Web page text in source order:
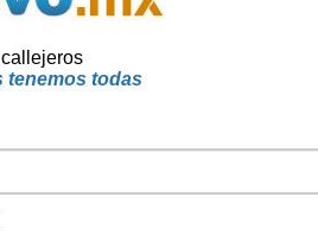
tenemos todas